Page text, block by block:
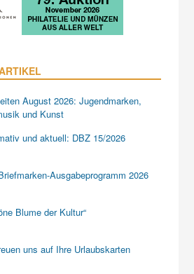
August 2026: Jugendmarken,
und Kunst
und aktuell: DBZ 15/2026
Ausgabeprogramm 2026
Blume der Kultur“
uns auf Ihre Urlaubskarten